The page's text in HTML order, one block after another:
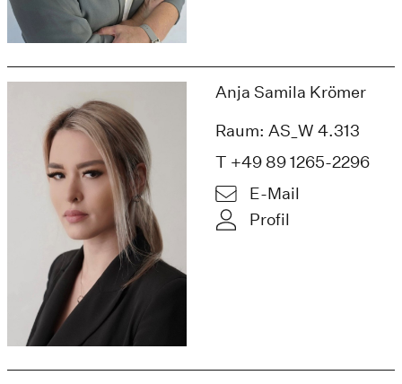
Anja Samila Krömer
Raum: AS_W 4.313
T +49 89 1265-2296
E-Mail
Profil